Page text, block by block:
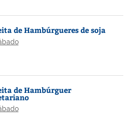
de Hambúrgueres de soja
de Hambúrguer